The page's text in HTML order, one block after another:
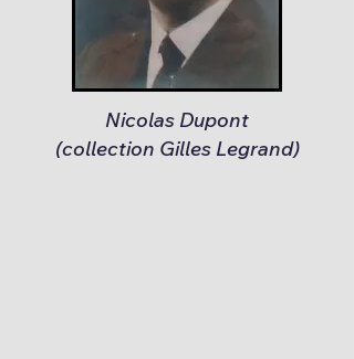
Nicolas Dupont
(collection Gilles Legrand)